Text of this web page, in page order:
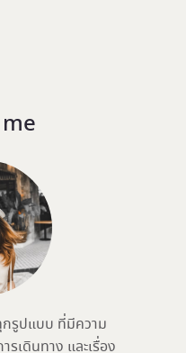
กรูปแบบ ที่มีความ
เดินทาง และเรื่อง